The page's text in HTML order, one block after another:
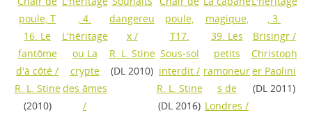
poule, T
16. Le
fantôme
d'à côté /
R. L. Stine
(2010)
, 4.
L'héritage
ou La
crypte
des âmes
/
dangereu
x/
R. L. Stine
(DL 2010)
poule,
T17.
Sous-sol
interdit /
R. L. Stine
(DL 2016)
magique,
39. Les
petits
ramoneur
s de
Londres /
, 3.
Brisingr/
Christoph
er Paolini
(DL 2011)